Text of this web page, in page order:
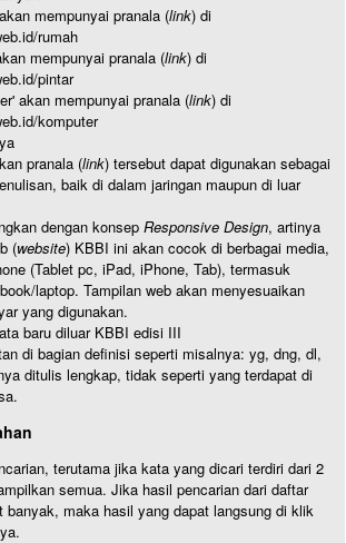
mempunyai pranala (link) di
rumah
mempunyai pranala (link) di
pintar
akan mempunyai pranala (link) di
komputer
pranala (link) tersebut dapat digunakan sebagai
baik di dalam jaringan maupun di luar
dengan konsep Responsive Design, artinya
(website) KBBI ini akan cocok di berbagai media,
(Tablet pc, iPad, iPhone, Tab), termasuk
laptop. Tampilan web akan menyesuaikan
yang digunakan.
baru diluar KBBI edisi III
di bagian definisi seperti misalnya: yg, dng, dl,
ditulis lengkap, tidak seperti yang terdapat di
terutama jika kata yang dicari terdiri dari 2
semua. Jika hasil pencarian dari daftar
banyak, maka hasil yang dapat langsung di klik